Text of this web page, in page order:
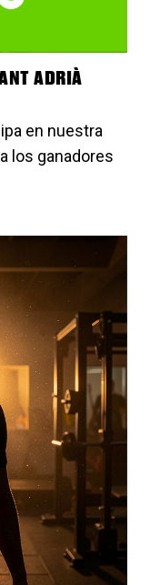
ADRIÀ
en nuestra
los ganadores